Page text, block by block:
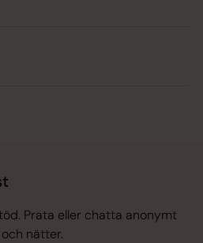
Prata eller chatta anonymt
nätter.